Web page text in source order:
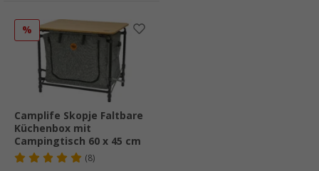
%
Camplife Skopje Faltbare
Küchenbox mit
Campingtisch 60 x 45 cm
(8)